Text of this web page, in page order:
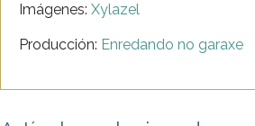
Imágenes: Xylazel
Producción: Enredando no garaxe